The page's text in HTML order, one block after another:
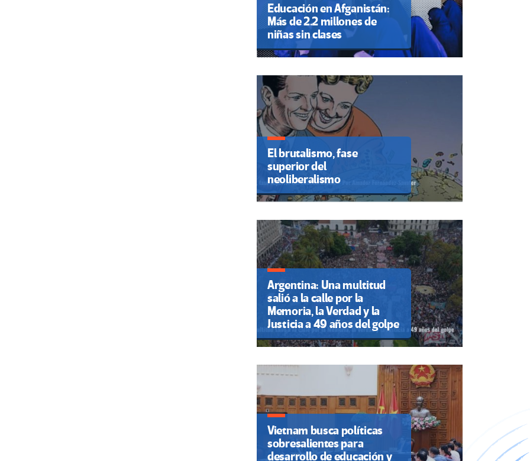
Educación en Afganistán:
Más de 2.2 millones de
niñas sin clases
El brutalismo, fase
superior del
neoliberalismo
Argentina: Una multitud
salió a la calle por la
Memoria, la Verdad y la
Justicia a 49 años del golpe
Vietnam busca políticas
sobresalientes para
desarrollo de educación y